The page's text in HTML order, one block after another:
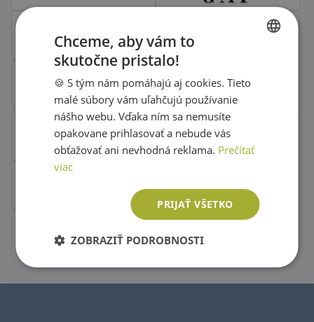
ENGLISH
Chceme, aby vám to
skutočne pristalo!
🍪 S tým nám pomáhajú aj cookies. Tieto
malé súbory vám uľahčujú používanie
nášho webu. Vďaka ním sa nemusíte
opakovane prihlasovať a nebude vás
obťažovať ani nevhodná reklama. Prečítať
viac
PRIJAŤ VŠETKO
ZOBRAZIŤ PODROBNOSTI